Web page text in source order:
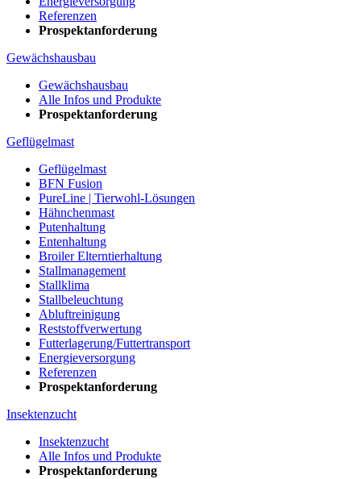
Referenzen
Prospektanforderung
Gewächshausbau
Gewächshausbau
Alle Infos und Produkte
Prospektanforderung
Geflügelmast
Geflügelmast
BFN Fusion
PureLine | Tierwohl-Lösungen
Hähnchenmast
Putenhaltung
Entenhaltung
Broiler Elterntierhaltung
Stallmanagement
Stallklima
Stallbeleuchtung
Abluftreinigung
Reststoffverwertung
Futterlagerung/Futtertransport
Energieversorgung
Referenzen
Prospektanforderung
Insektenzucht
Insektenzucht
Alle Infos und Produkte
Prospektanforderung